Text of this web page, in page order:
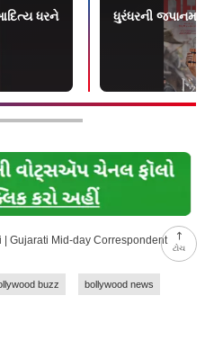
ટોચ
ધરને
ધુરંધરની
| Gujarati Mid-day Correspondent
buzz bollywood news